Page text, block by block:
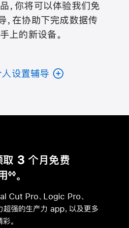
，你将可以体验我们免
，在协助下完成数据传
上的新设备。
设置辅导
取 3 个月免费
◊◊。
Cut Pro、Logic Pro、
强的生产力 app，以及更多
。